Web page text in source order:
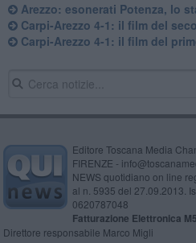
Arezzo: esonerati Potenza, lo
Carpi-Arezzo 4-1: il film del
Carpi-Arezzo 4-1: il film del
Editore Toscana Media
FIRENZE -
NEWS quotidiano on line
al n. 5935 del 27.09.2013.
0620787048
Fatturazione Elettronica
Direttore responsabile Marco Migli